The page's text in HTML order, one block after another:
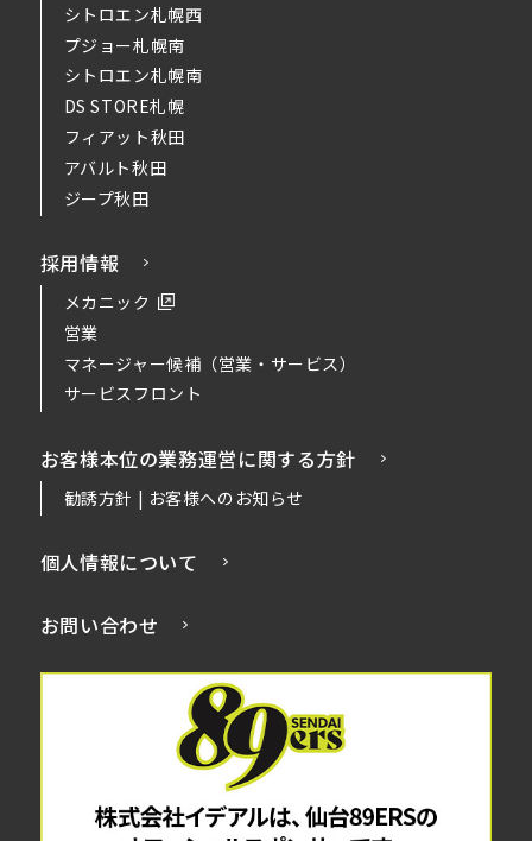
シトロエン札幌西
プジョー札幌南
シトロエン札幌南
DS STORE札幌
フィアット秋田
アバルト秋田
ジープ秋田
採用情報
メカニック
営業
マネージャー候補（営業・サービス）
サービスフロント
お客様本位の業務運営に関する方針
勧誘方針 | お客様へのお知らせ
個人情報について
お問い合わせ